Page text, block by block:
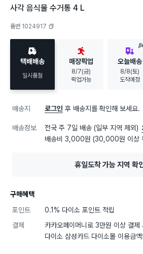
사각 음식물 수거통 4 L
품번 1024917
택배배송
일시품절
매장픽업
8/7(금)
픽업가능
오늘배송
8/8(토)
도착예정
배송지 로그인 후 배송지를 확인해 보세요.
배송정보 전국 주 7일 배송 (일부 지역 제외)
배송비 3,000원 (30,000원 이상
휴일도착 가능 지역 확
구매혜택
포인트
0.1% 다이소 포인트 적립
결제
카카오페이머니로 3만원 이상 결제
다이소 삼성카드 다이소몰 이용금